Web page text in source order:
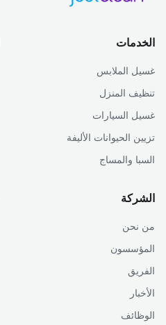
الخدمات
غسيل الملابس
تنظيف المنزل
غسيل السيارات
تزيين الحيوانات الأليفة
السبا والمساج
الشركة
من نحن
المؤسسون
الفريق
الأخبار
الوظائف